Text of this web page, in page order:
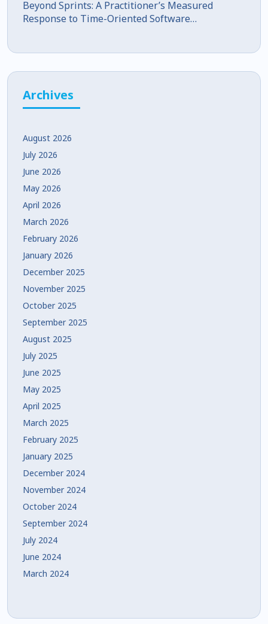
Beyond Sprints: A Practitioner’s Measured
Response to Time-Oriented Software
Archives
August 2026
July 2026
June 2026
May 2026
April 2026
March 2026
February 2026
January 2026
December 2025
November 2025
October 2025
September 2025
August 2025
July 2025
June 2025
May 2025
April 2025
March 2025
February 2025
January 2025
December 2024
November 2024
October 2024
September 2024
July 2024
June 2024
March 2024